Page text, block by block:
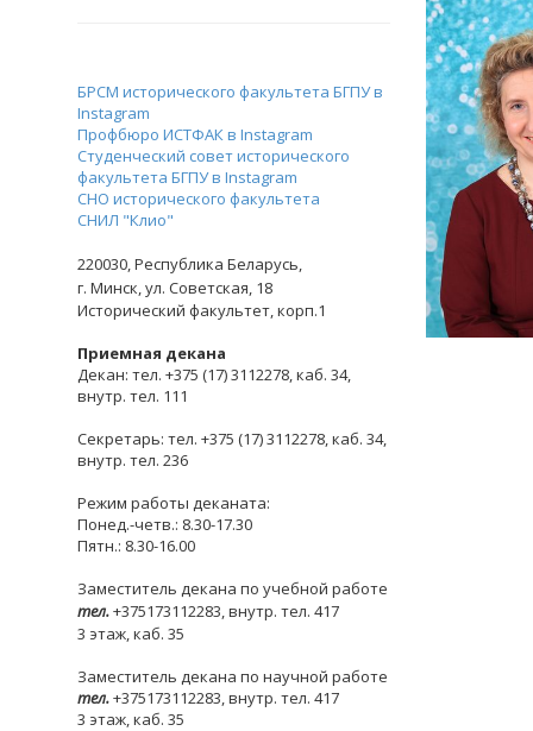
БРСМ исторического факультета БГПУ в
Instagram
Профбюро ИСТФАК в Instagram
Студенческий совет исторического
факультета БГПУ в Instagram
СНО исторического факультета
СНИЛ "Клио"
220030,Республика Беларусь,
г. Минск,ул. Советская, 18
Исторический факультет, корп.1
Приемная декана
Декан: тел. +375 (17) 3112278, каб. 34,
внутр. тел. 111
Секретарь: тел. +375 (17) 3112278, каб. 34,
внутр. тел. 236
Режим работы деканата:
Понед.-четв.: 8.30-17.30
Пятн.: 8.30-16.00
Заместитель декана по учебной работе
тел.+375173112283, внутр. тел. 417
3 этаж, каб. 35
Заместитель декана по научной работе
тел.+375173112283, внутр. тел. 417
3 этаж, каб. 35